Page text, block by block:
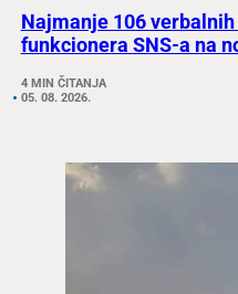
Najmanje 106
funkcionera SNS-a na
4 MIN ČITANJA
05. 08. 2026.